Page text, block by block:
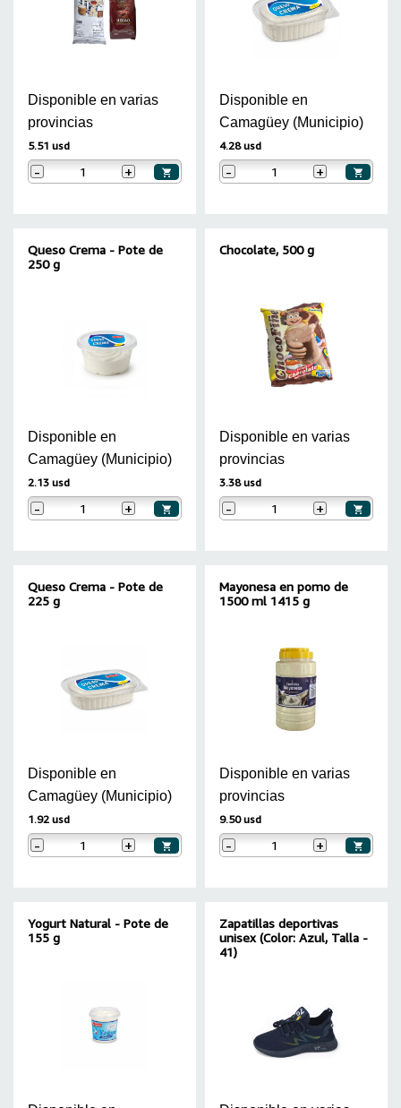
Disponible en varias
provincias
5.51 usd
- +
Disponible en
Camagüey (Municipio)
4.28 usd
- +
Queso Crema - Pote de
250 g
Disponible en
Camagüey (Municipio)
2.13 usd
- +
Chocolate, 500 g
Disponible en varias
provincias
3.38 usd
- +
Queso Crema - Pote de
225 g
Disponible en
Camagüey (Municipio)
1.92 usd
- +
Mayonesa en pomo de
1500 ml 1415 g
Disponible en varias
provincias
9.50 usd
- +
Yogurt Natural - Pote de
155 g
Zapatillas deportivas
unisex (Color: Azul, Talla -
41)